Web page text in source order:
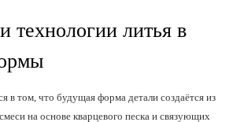
технологии литья в
в том, что будущая форма детали создаётся из
на основе кварцевого песка и связующих